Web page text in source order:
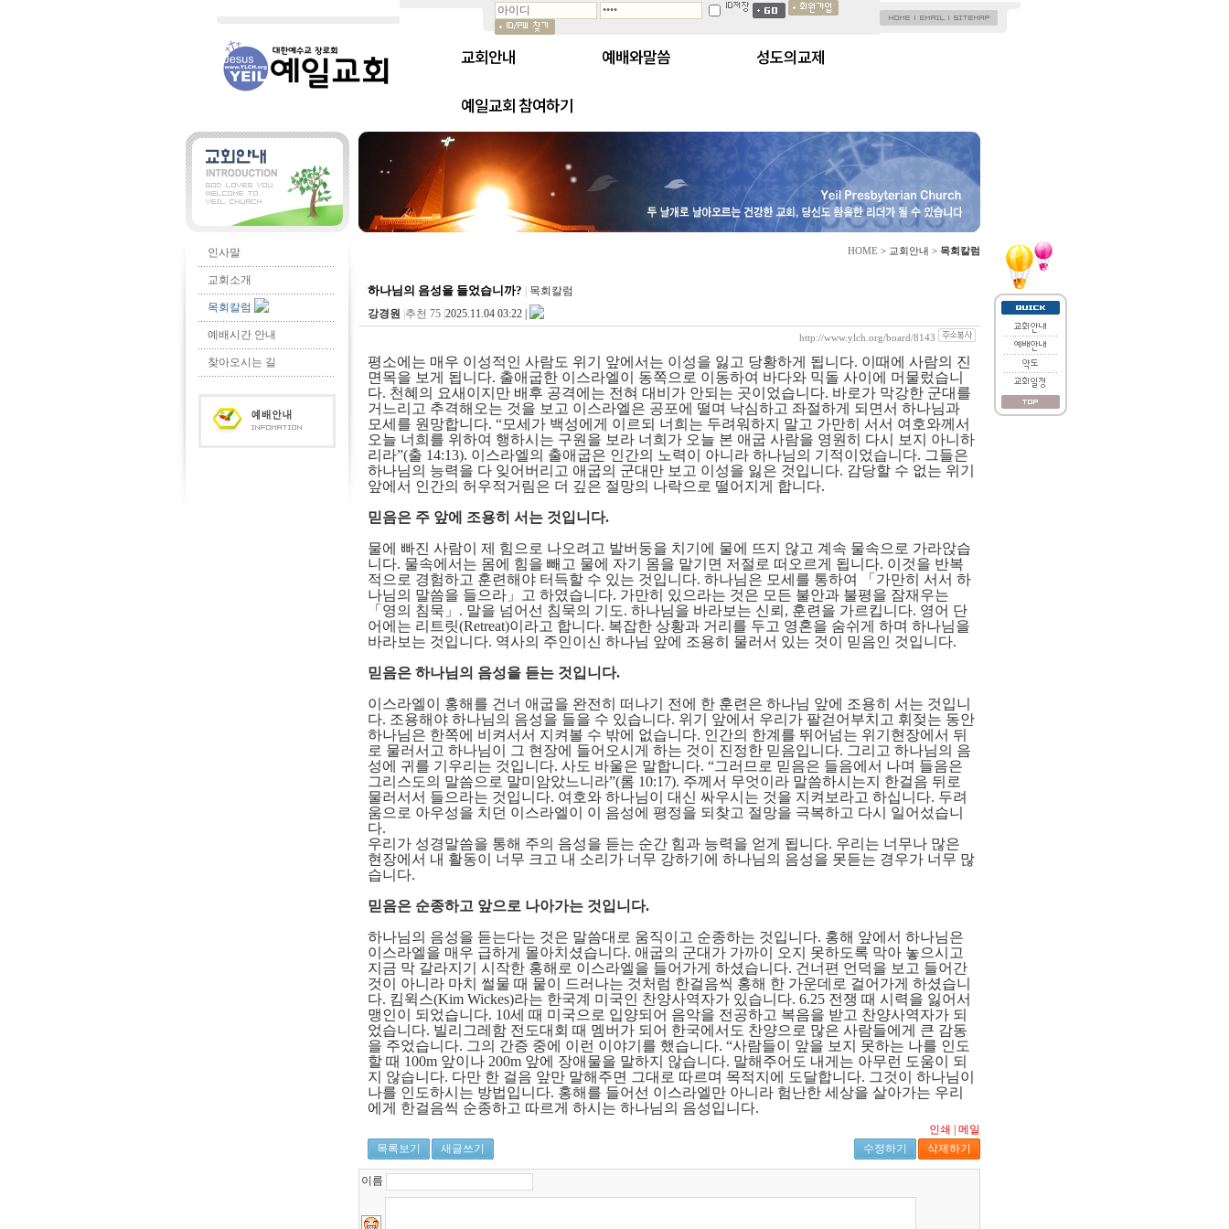
교회안내 예배와말씀 성도의교제
예일교회 참여하기
인사말
교회소개
목회칼럼
예배시간 안내
찾아오시는 길
HOME > 교회안내 > 목회칼럼
하나님의 음성을 들었습니까?
목회칼럼
강경원 추천 75 2025.11.04 03:22 |
http://www.ylch.org/board/8143
평소에는 매우 이성적인 사람도 위기 앞에서는 이성을 잃고 당황하게 됩니다. 이때에 사람의 진
면목을 보게 됩니다. 출애굽한 이스라엘이 동쪽으로 이동하여 바다와 믹돌 사이에 머물렀습니
다. 천혜의 요새이지만 배후 공격에는 전혀 대비가 안되는 곳이었습니다. 바로가 막강한 군대를
거느리고 추격해오는 것을 보고 이스라엘은 공포에 떨며 낙심하고 좌절하게 되면서 하나님과
모세를 원망합니다. “모세가 백성에게 이르되 너희는 두려워하지 말고 가만히 서서 여호와께서
오늘 너희를 위하여 행하시는 구원을 보라 너희가 오늘 본 애굽 사람을 영원히 다시 보지 아니하
리라”(출 14:13). 이스라엘의 출애굽은 인간의 노력이 아니라 하나님의 기적이었습니다. 그들은
하나님의 능력을 다 잊어버리고 애굽의 군대만 보고 이성을 잃은 것입니다. 감당할 수 없는 위기
앞에서 인간의 허우적거림은 더 깊은 절망의 나락으로 떨어지게 합니다.
믿음은 주 앞에 조용히 서는 것입니다.
물에 빠진 사람이 제 힘으로 나오려고 발버둥을 치기에 물에 뜨지 않고 계속 물속으로 가라앉습
니다. 물속에서는 몸에 힘을 빼고 물에 자기 몸을 맡기면 저절로 떠오르게 됩니다. 이것을 반복
적으로 경험하고 훈련해야 터득할 수 있는 것입니다. 하나님은 모세를 통하여 「 가만히 서서 하
나님의 말씀을 들으라 」 고 하였습니다. 가만히 있으라는 것은 모든 불안과 불평을 잠재우는
「 영의 침묵 」 . 말을 넘어선 침묵의 기도. 하나님을 바라보는 신뢰 , 훈련을 가르킵니다. 영어 단
어에는 리트릿(Retreat)이라고 합니다. 복잡한 상황과 거리를 두고 영혼을 숨쉬게 하며 하나님을
바라보는 것입니다. 역사의 주인이신 하나님 앞에 조용히 물러서 있는 것이 믿음인 것입니다.
믿음은 하나님의 음성을 듣는 것입니다.
이스라엘이 홍해를 건너 애굽을 완전히 떠나기 전에 한 훈련은 하나님 앞에 조용히 서는 것입니
다. 조용해야 하나님의 음성을 들을 수 있습니다. 위기 앞에서 우리가 팔걷어부치고 휘젖는 동안
하나님은 한쪽에 비켜서서 지켜볼 수 밖에 없습니다. 인간의 한계를 뛰어넘는 위기현장에서 뒤
로 물러서고 하나님이 그 현장에 들어오시게 하는 것이 진정한 믿음입니다. 그리고 하나님의 음
성에 귀를 기우리는 것입니다. 사도 바울은 말합니다. “그러므로 믿음은 들음에서 나며 들음은
그리스도의 말씀으로 말미암았느니라”(롬 10:17). 주께서 무엇이라 말씀하시는지 한걸음 뒤로
물러서서 들으라는 것입니다. 여호와 하나님이 대신 싸우시는 것을 지켜보라고 하십니다. 두려
움으로 아우성을 치던 이스라엘이 이 음성에 평정을 되찾고 절망을 극복하고 다시 일어섰습니
다.
우리가 성경말씀을 통해 주의 음성을 듣는 순간 힘과 능력을 얻게 됩니다. 우리는 너무나 많은
현장에서 내 활동이 너무 크고 내 소리가 너무 강하기에 하나님의 음성을 못듣는 경우가 너무 많
습니다.
믿음은 순종하고 앞으로 나아가는 것입니다.
하나님의 음성을 듣는다는 것은 말씀대로 움직이고 순종하는 것입니다. 홍해 앞에서 하나님은
이스라엘을 매우 급하게 몰아치셨습니다. 애굽의 군대가 가까이 오지 못하도록 막아 놓으시고
지금 막 갈라지기 시작한 홍해로 이스라엘을 들어가게 하셨습니다. 건너편 언덕을 보고 들어간
것이 아니라 마치 썰물 때 뭍이 드러나는 것처럼 한걸음씩 홍해 한 가운데로 걸어가게 하셨습니
다. 킴윅스(Kim Wickes)라는 한국계 미국인 찬양사역자가 있습니다. 6.25 전쟁 때 시력을 잃어서
맹인이 되었습니다. 10세 때 미국으로 입양되어 음악을 전공하고 복음을 받고 찬양사역자가 되
었습니다. 빌리그레함 전도대회 때 멤버가 되어 한국에서도 찬양으로 많은 사람들에게 큰 감동
을 주었습니다. 그의 간증 중에 이런 이야기를 했습니다. “사람들이 앞을 보지 못하는 나를 인도
할 때 100m 앞이나 200m 앞에 장애물을 말하지 않습니다. 말해주어도 내게는 아무런 도움이 되
지 않습니다. 다만 한 걸음 앞만 말해주면 그대로 따르며 목적지에 도달합니다. 그것이 하나님이
나를 인도하시는 방법입니다. 홍해를 들어선 이스라엘만 아니라 험난한 세상을 살아가는 우리
에게 한걸음씩 순종하고 따르게 하시는 하나님의 음성입니다.
인쇄
메일
목록보기
새글쓰기 수정하기 삭제하기
이름